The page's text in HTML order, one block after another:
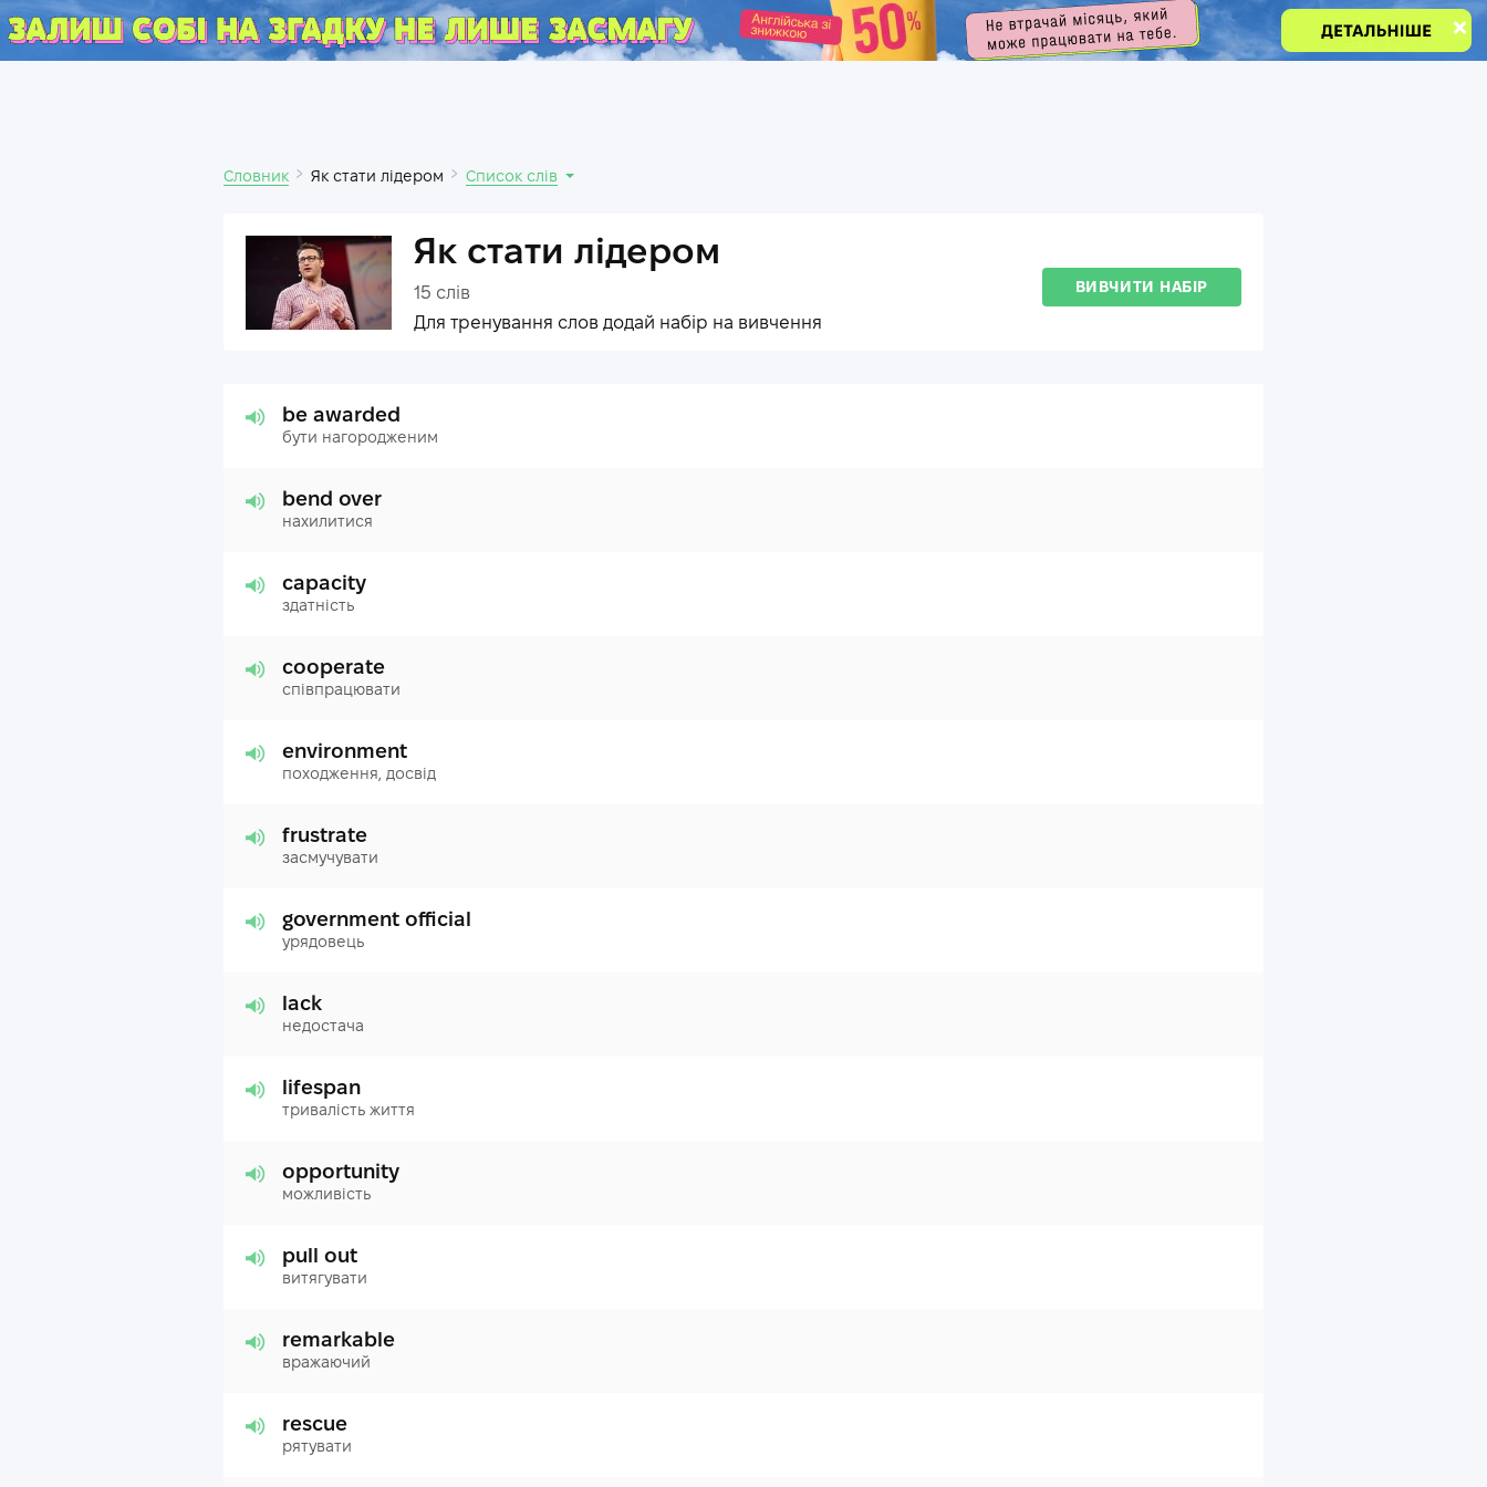
.
Словник Як стати лідером Список слів
Як стати лідером
15 слів
Для тренування слов додай набір на вивчення
ВИВЧИТИ НАБІР
be awarded
бути нагородженим
bend over
нахилитися
capacity
здатність
cooperate
співпрацювати
environment
походження, досвід
frustrate
засмучувати
government official
урядовець
lack
недостача
lifespan
тривалість життя
opportunity
можливість
pull out
витягувати
remarkable
вражаючий
rescue
рятувати